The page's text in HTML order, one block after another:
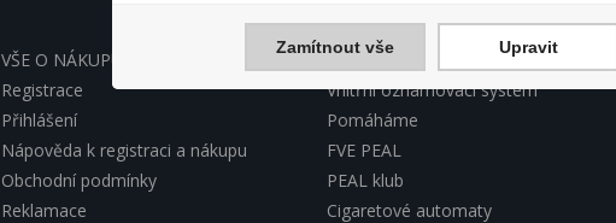
VŠE O NÁKUPU, ESHOP
Registrace
Přihlášení
Nápověda k registraci a nákupu
Obchodní podmínky
Reklamace
INFORMACE PEAL
Vnitřní oznamovací systém
Pomáháme
FVE PEAL
PEAL klub
Cigaretové automaty
Zamítnout vše Upravit